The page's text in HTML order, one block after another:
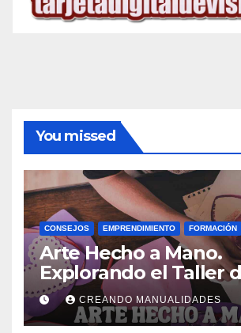
You missed
CONSEJOS EMPRENDIMIENTO FORMACIÓN
Arte Hecho a Mano.
Explorando el Taller
Manualidades de
CREANDO MANUALIDADES